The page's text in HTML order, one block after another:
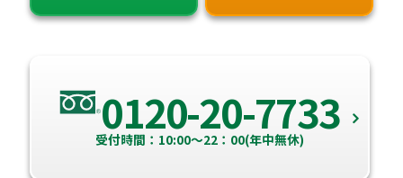
0120-20-7733
受付時間：10:00～22：00(年中無休)